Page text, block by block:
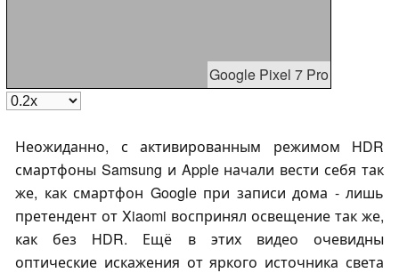
Google Pixel 7 Pro
Неожиданно, с активированным режимом HDR
смартфоны Samsung и Apple начали вести себя так
же, как смартфон Google при записи дома - лишь
претендент от Xiaomi воспринял освещение так же,
как без HDR. Ещё в этих видео очевидны
оптические искажения от яркого источника света